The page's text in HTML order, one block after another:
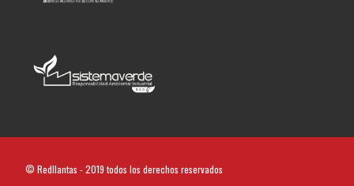
© Redllantas - 2019 todos los derechos reservados